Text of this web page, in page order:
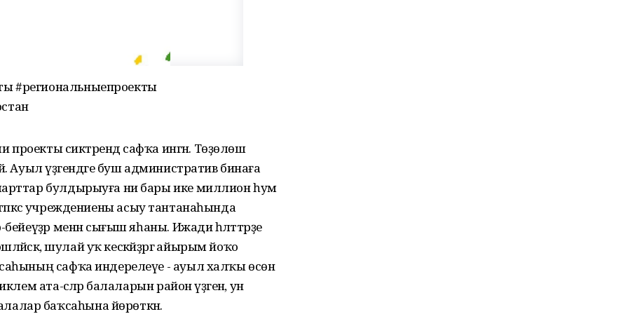
#региональныепроекты
проекты сиктәрендә сафҡа ингән. Төҙөлөш
Ауыл үҙәгендәге буш административ бинаға
булдырыуға ни бары ике миллион һум
учреждениены асыу тантанаһында
менән сығыш яһаны. Ижади һәләттәрҙе
шулай уҡ кескәйҙәргә айырым йоҡо
сафҡа индерелеүе - ауыл халҡы өсөн
ата-әсәләр балаларын район үҙәгенә, ун
баҡсаһына йөрөткән.